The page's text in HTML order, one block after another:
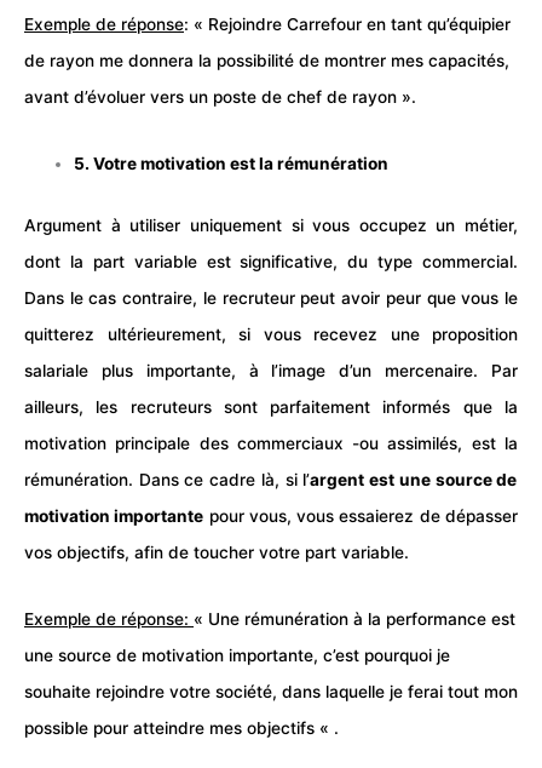
Exemple de réponse: « Rejoindre Carrefour en tant qu’équipier
de rayon me donnera la possibilité de montrer mes capacités,
avant d’évoluer vers un poste de chef de rayon ».
5. Votre motivation est la rémunération
Argument à utiliser uniquement si vous occupez un métier,
dont la part variable est significative, du type commercial.
Dans le cas contraire, le recruteur peut avoir peur que vous le
quitterez ultérieurement, si vous recevez une proposition
salariale plus importante, à l’image d’un mercenaire. Par
ailleurs, les recruteurs sont parfaitement informés que la
motivation principale des commerciaux -ou assimilés, est la
rémunération. Dans ce cadre là, si l’argent est une source de
motivation importante pour vous, vous essaierez de dépasser
vos objectifs, afin de toucher votre part variable.
Exemple de réponse: « Une rémunération à la performance est
une source de motivation importante, c’est pourquoi je
souhaite rejoindre votre société, dans laquelle je ferai tout mon
possible pour atteindre mes objectifs « .